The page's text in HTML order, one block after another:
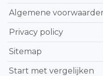
Algemene
Privacy policy
Sitemap
Start met vergelijken